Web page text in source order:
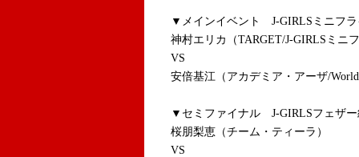
▼メインイベント J-GIRLSミニフ
神村エリカ（TARGET/J-GIRLSミニ
VS
安倍基江（アカデミア・アーザ/
▼セミファイナル J-GIRLSフェザ
桜朋梨恵（チーム・ティーラ）
VS